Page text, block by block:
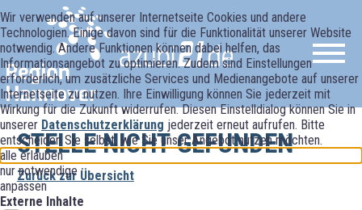
Wir verwenden auf unserer Internetseite Cookies und andere
Technologien. Einige davon sind für die Funktionalität unserer Website
notwendig. Andere Funktionen können dabei helfen, das
Informationsangebot zu optimieren. Zudem sind Einstellungen
erforderlich, um zusätzliche Services und Medienangebote auf unserer
Internetseite zu nutzen. Ihre Einwilligung können Sie jederzeit mit
Wirkung für die Zukunft widerrufen. Diesen Einstelldialog können Sie in
unserer Datenschutzerklärung jederzeit erneut aufrufen. Bitte
entscheiden Sie selbst, wie Sie unser Angebot nutzen möchten.
alle erlauben
nur notwendige
anpassen
Externe Inhalte
STELLE NICHT GEFUNDEN
Zurück zur Übersicht